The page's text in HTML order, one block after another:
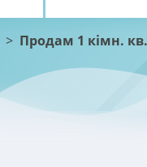
> Продам 1 кімн. кв.